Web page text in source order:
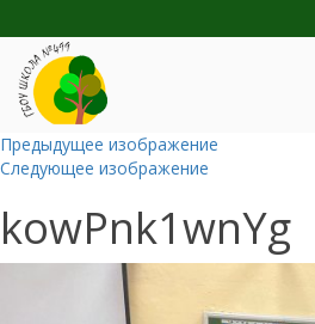
Предыдущее изображение
Следующее изображение
kowPnk1wnYg